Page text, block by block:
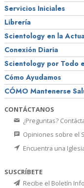
Servicios Iniciales
Librería
Scientology en la
Conexión Diaria
Scientology por Todo
Cómo Ayudamos
CÓMO Mantenerse
CONTÁCTANOS
¿Preguntas?
Opiniones sobre el
Encuentra una
SUSCRÍBETE
Recibe el Boletín